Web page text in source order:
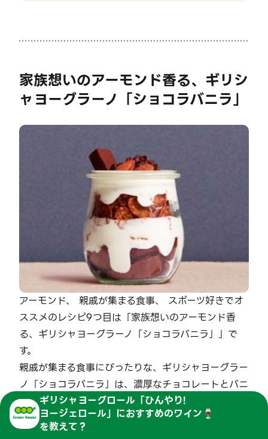
家族想いのアーモンド香る、ギリシ
ャヨーグラーノ「ショコラバニラ」
アーモンド、 親戚が集まる食事、 スポーツ好きでオ
ススメのレシピ9つ目は「家族想いのアーモンド香
る、ギリシャヨーグラーノ「ショコラバニラ」」で
す。
親戚が集まる食事にぴったりな、ギリシャヨーグラー
ノ「ショコラバニラ」は、濃厚なチョコレートとバニ
ラの風味が絶品！コーンフレークやブラウニーと混ぜ
合わせ、アーモンドやチョコチップをトッピングすれ
ば、見た目も華やかで、スポーツ好きの親戚も喜んで
ギリシャヨーグロール「ひんやり!
ヨージェロール」 におすすめのワイン🍷
を教えて？